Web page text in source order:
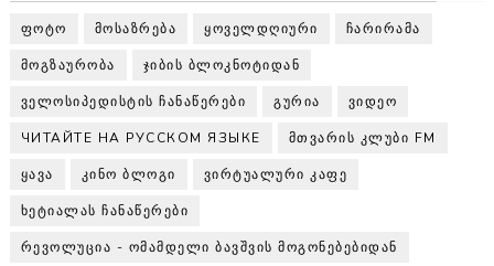
ᲤᲝᲢᲝ ᲛᲝᲡᲐᲖᲠᲔᲑᲐ ᲧᲝᲕᲔᲚᲓᲦᲘᲣᲠᲘ ᲩᲐᲠᲘᲠᲐᲛᲐ
ᲛᲝᲒᲖᲐᲣᲠᲝᲑᲐ ᲯᲘᲑᲘᲡ ᲑᲚᲝᲙᲜᲝᲢᲘᲓᲐᲜ
ᲕᲔᲚᲝᲡᲘᲞᲔᲓᲘᲡᲢᲘᲡ ᲩᲐᲜᲐᲬᲔᲠᲔᲑᲘ ᲒᲣᲠᲘᲐ ᲕᲘᲓᲔᲝ
ЧИТАЙТЕ НА РУССКОМ ЯЗЫКЕ ᲛᲗᲕᲐᲠᲘᲡ ᲙᲚᲣᲑᲘ FM
ᲧᲐᲕᲐ ᲙᲘᲜᲝ ᲑᲚᲝᲒᲘ ᲕᲘᲠᲢᲣᲐᲚᲣᲠᲘ ᲙᲐᲤᲔ
ᲮᲔᲢᲘᲐᲚᲐᲡ ᲩᲐᲜᲐᲬᲔᲠᲔᲑᲘ
ᲠᲔᲕᲝᲚᲣᲪᲘᲐ - ᲝᲛᲐᲛᲓᲔᲚᲘ ᲑᲐᲕᲨᲕᲘᲡ ᲛᲝᲒᲝᲜᲔᲑᲔᲑᲘᲓᲐᲜ